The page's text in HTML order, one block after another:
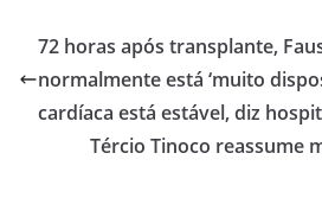
72 horas após transplante,
normalmente está ‘muito
cardíaca está estável, diz
Tércio Tinoco reassume